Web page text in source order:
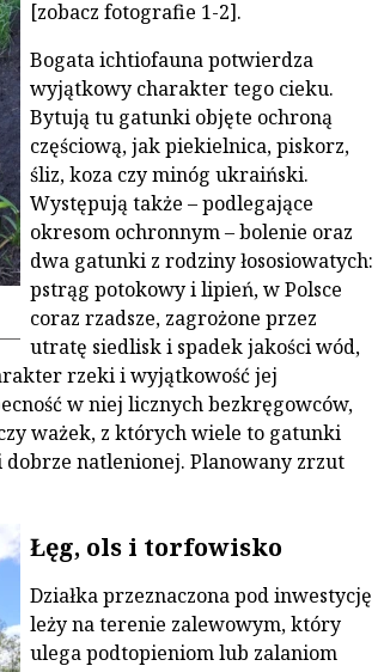
[zobacz fotografie 1-2].
Bogata ichtiofauna potwierdza
wyjątkowy charakter tego cieku.
Bytują tu gatunki objęte ochroną
częściową, jak piekielnica, piskorz,
śliz, koza czy minóg ukraiński.
Występują także – podlegające
okresom ochronnym – bolenie oraz
dwa gatunki z rodziny łososiowatych:
pstrąg potokowy i lipień, w Polsce
coraz rzadsze, zagrożone przez
utratę siedlisk i spadek jakości wód,
rzeki i wyjątkowość jej
w niej licznych bezkręgowców,
ważek, z których wiele to gatunki
dobrze natlenionej. Planowany zrzut
Łęg, ols i torfowisko
Działka przeznaczona pod inwestycję
leży na terenie zalewowym, który
ulega podtopieniom lub zalaniom